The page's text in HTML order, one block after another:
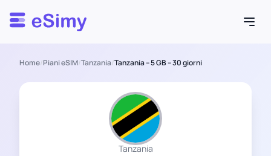
Esimy
Home/Piani eSIM/Tanzania/Tanzania – 5 GB – 30 giorni
Tanzania